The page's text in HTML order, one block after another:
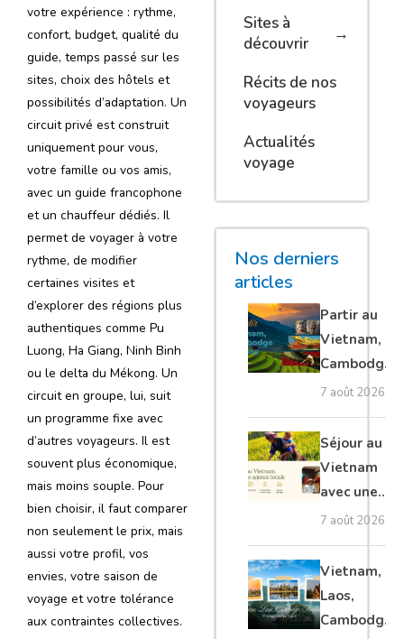
votre expérience : rythme,
confort, budget, qualité du
guide, temps passé sur les
sites, choix des hôtels et
possibilités d’adaptation. Un
circuit privé est construit
uniquement pour vous,
votre famille ou vos amis,
avec un guide francophone
et un chauffeur dédiés. Il
permet de voyager à votre
rythme, de modifier
certaines visites et
d’explorer des régions plus
authentiques comme Pu
Luong, Ha Giang, Ninh Binh
ou le delta du Mékong. Un
circuit en groupe, lui, suit
un programme fixe avec
d’autres voyageurs. Il est
souvent plus économique,
mais moins souple. Pour
bien choisir, il faut comparer
non seulement le prix, mais
aussi votre profil, vos
envies, votre saison de
voyage et votre tolérance
aux contraintes collectives.
Sites à
découvrir
Récits de nos
voyageurs
Actualités
voyage
Nos derniers
articles
Partir au
Vietnam,
Cambodge
et Laos :
voyage
authentique
7 août 2026
Séjour au
Vietnam
avec une
agence
locale :
guide
complet
7 août 2026
Vietnam,
Laos,
Cambodge,